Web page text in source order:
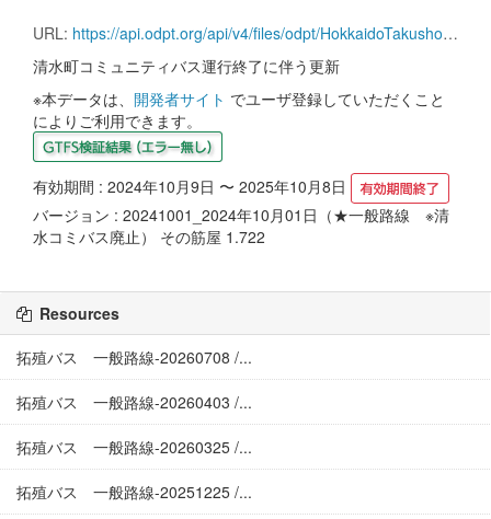
URL: https://api.odpt.org/api/v4/files/odpt/HokkaidoTakushokuBus/Takusyoku_regular_line.zip?date=20241001&acl:consumerKey=[アクセストークン/YOUR_ACCESS_TOKEN]
清水町コミュニティバス運行終了に伴う更新
※本データは、 開発者サイト でユーザ登録していただくこと
によりご利用できます。
有効期間 : 2024年10月9日 〜 2025年10月8日
バージョン : 20241001_2024年10月01日（★一般路線 ※清
水コミバス廃止） その筋屋 1.722
Resources
拓殖バス 一般路線-20260708 /...
拓殖バス 一般路線-20260403 /...
拓殖バス 一般路線-20260325 /...
拓殖バス 一般路線-20251225 /...